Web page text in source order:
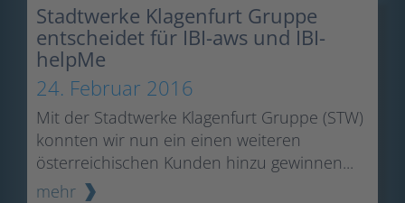
Stadtwerke Klagenfurt Gruppe
entscheidet für IBI-aws und IBI-
helpMe
24. Februar 2016
Mit der Stadtwerke Klagenfurt Gruppe (STW)
konnten wir nun ein einen weiteren
österreichischen Kunden hinzu gewinnen...
mehr